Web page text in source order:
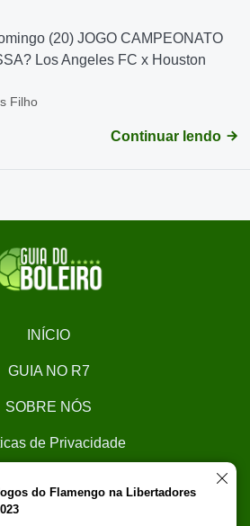
(20) JOGO CAMPEONATO
Los Angeles FC x Houston
Filho
Continuar lendo
INÍCIO
GUIA NO R7
SOBRE NÓS
de Privacidade
Conosco
do Flamengo na Libertadores